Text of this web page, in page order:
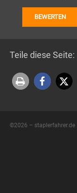
Teile diese Seite:
©2026 – staplerfahrer.de